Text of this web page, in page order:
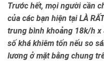
Trước hết, mọi người cần
của các bạn hiện tại LÀ
trung bình khoảng 18k/h
số khá khiêm tốn nếu so
lương ở mặt bằng chung